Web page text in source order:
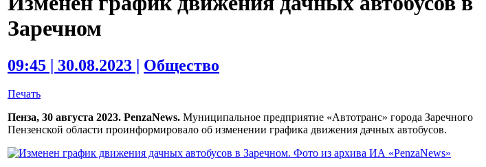
Заречном
09:45 | 30.08.2023 | Общество
Печать
Пенза, 30 августа 2023. PenzaNews. Муниципальное предприятие «Автотранс» города Заречного
Пензенской области проинформировало об изменении графика движения дачных автобусов.